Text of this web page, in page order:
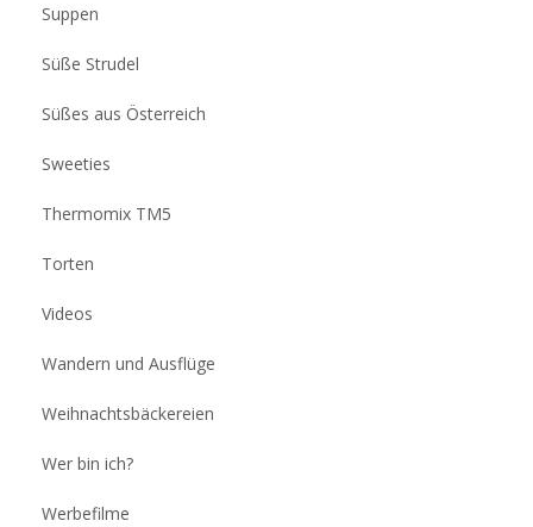
Suppen
Süße Strudel
Süßes aus Österreich
Sweeties
Thermomix TM5
Torten
Videos
Wandern und Ausflüge
Weihnachtsbäckereien
Wer bin ich?
Werbefilme